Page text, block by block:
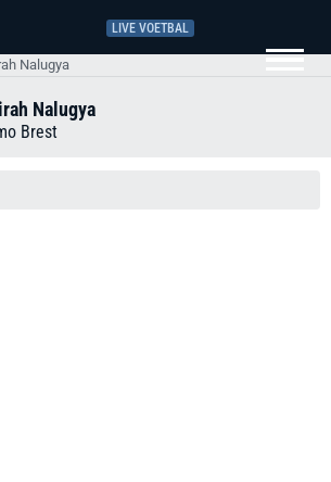
LIVE VOETBAL
Nalugya
Nalugya
Brest